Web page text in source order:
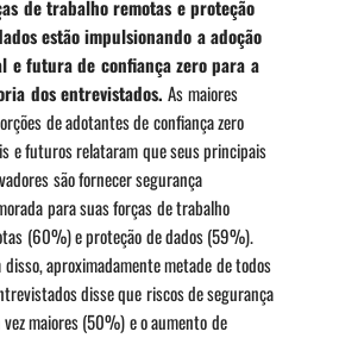
de trabalho remotas e proteção
estão impulsionando a adoção
e futura de confiança zero para a
dos entrevistados.As maiores
de adotantes de confiança zero
e futuros relataram que seus principais
são fornecer segurança
para suas forças de trabalho
(60%) e proteção de dados (59%).
disso, aproximadamente metade de todos
disse que riscos de segurança
vez maiores (50%) e o aumento de